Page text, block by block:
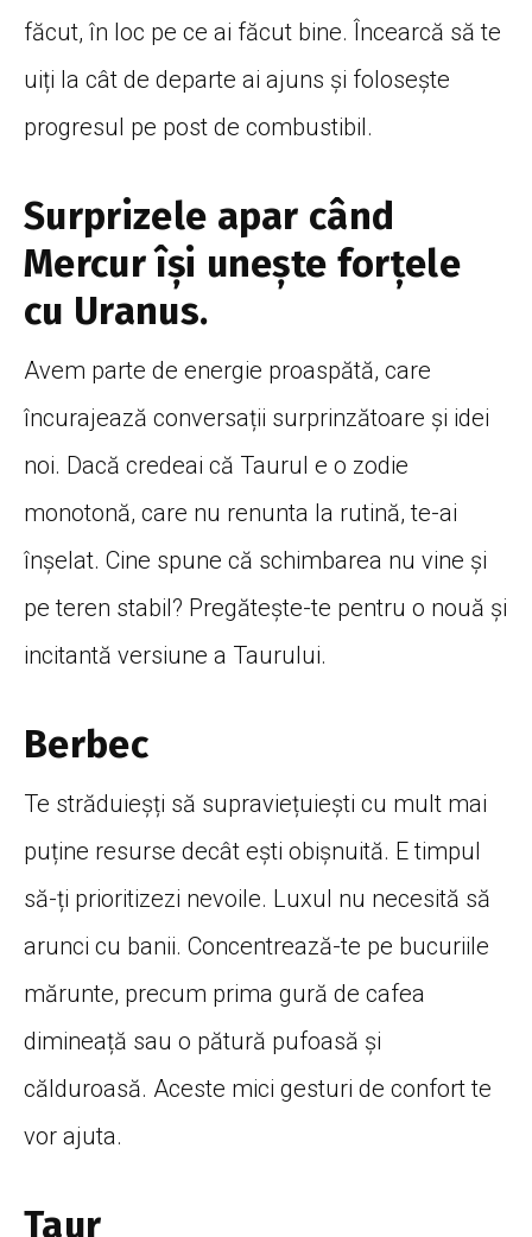
făcut, în loc pe ce ai făcut bine. Încearcă să te
uiți la cât de departe ai ajuns și folosește
progresul pe post de combustibil.
Surprizele apar când
Mercur își unește forțele
cu Uranus.
Avem parte de energie proaspătă, care
încurajează conversații surprinzătoare și idei
noi. Dacă credeai că Taurul e o zodie
monotonă, care nu renunta la rutină, te-ai
înșelat. Cine spune că schimbarea nu vine și
pe teren stabil? Pregătește-te pentru o nouă și
incitantă versiune a Taurului.
Berbec
Te străduieșți să supraviețuiești cu mult mai
puține resurse decât ești obișnuită. E timpul
să-ți prioritizezi nevoile. Luxul nu necesită să
arunci cu banii. Concentrează-te pe bucuriile
mărunte, precum prima gură de cafea
dimineață sau o pătură pufoasă și
călduroasă. Aceste mici gesturi de confort te
vor ajuta.
Taur